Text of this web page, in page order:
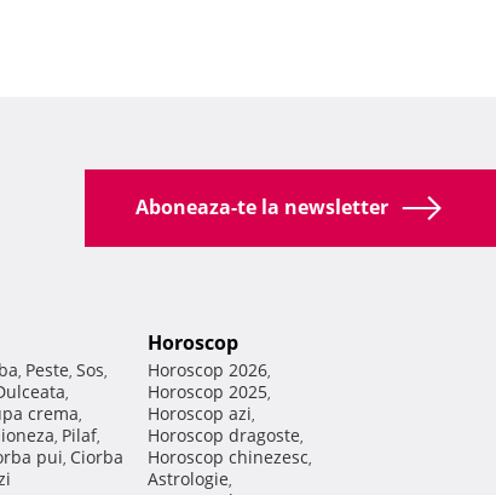
Aboneaza-te la newsletter
, Peste, Sos,
,
crema,
, Pilaf,
pui, Ciorba
Horoscop
Horoscop 2026,
Horoscop 2025,
Horoscop azi,
Horoscop dragoste,
Horoscop chinezesc,
Astrologie,